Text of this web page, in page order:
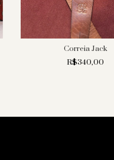
Correia Jack
R$340,00